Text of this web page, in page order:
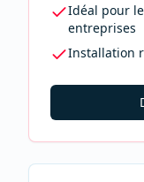
Idéal pour
entreprises
Installation